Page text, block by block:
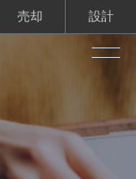
売却 設計